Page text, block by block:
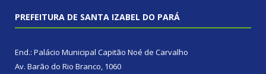
PREFEITURA DE SANTA IZABEL DO PARÁ
End.: Palácio Municipal Capitão Noé de Carvalho
Av. Barão do Rio Branco, 1060